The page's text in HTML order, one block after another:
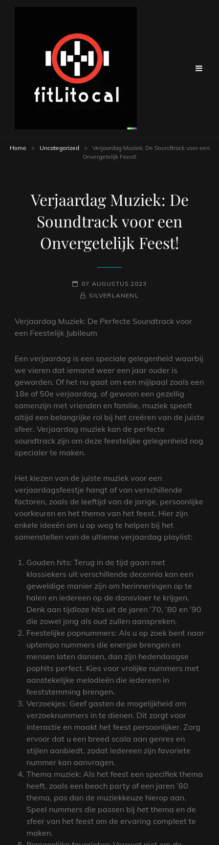
Home > Uncategorized >
Verjaardag Muziek: De Soundtrack voor een
Onvergetelijk Feest!
Verjaardag Muziek: De
Soundtrack voor een
Onvergetelijk Feest!
GEPLAATST
OP
07 AUGUSTUS 2023
NAAMREGEL
BYLINE
SILVERLANENL
Verjaardag Muziek: De Perfecte Soundtrack voor
een Feestelijk Jubileum
Een verjaardag is een speciale gelegenheid waarbij
we vieren dat iemand weer een jaar ouder is
geworden. Of het nu gaat om een mijlpaal zoals een
18e of 50e verjaardag, of gewoon een gezellig
samenzijn met vrienden en familie, muziek speelt
altijd een belangrijke rol bij het creëren van de juiste
sfeer. Verjaardag muziek kan de perfecte
soundtrack zijn om deze feestelijke gelegenheid nog
specialer te maken.
Het kiezen van de juiste muziek voor een
verjaardagsfeestje hangt af van verschillende
factoren, zoals de leeftijd van de jarige, persoonlijke
voorkeuren en het thema van het feest. Hier zijn
enkele ideeën om u op weg te helpen bij het
samenstellen van de ultieme verjaardag playlist:
Gouden hits: Terug in de tijd gaan met
klassiekers uit verschillende decennia kan een
geweldige manier zijn om herinneringen op te
halen en iedereen op de dansvloer te krijgen.
Denk aan tijdloze hits uit de jaren ’70, ’80 en ’90
die zowel jong als oud zullen aanspreken.
Feestelijke popnummers: Als u op zoek bent naar
uptempo nummers die energie brengen en
mensen laten dansen, dan zijn hedendaagse
pophits perfect. Kies voor vrolijke nummers met
aanstekelijke melodieën die iedereen in
feeststemming brengen.
Verzoekjes: Geef gasten de mogelijkheid om
verzoeknummers in te dienen. Dit zorgt voor
interactie en maakt het feest persoonlijker. Zorg
ervoor dat u een breed scala aan genres en
stijlen aanbiedt, zodat iedereen zijn favoriete
nummer kan aanvragen.
Thema muziek: Als het feest een specifiek thema
heeft, zoals een beach party of een jaren ’80
thema, pas dan de muziekkeuze hierop aan.
Speel nummers die passen bij het thema en de
sfeer van het feest om de ervaring compleet te
maken.